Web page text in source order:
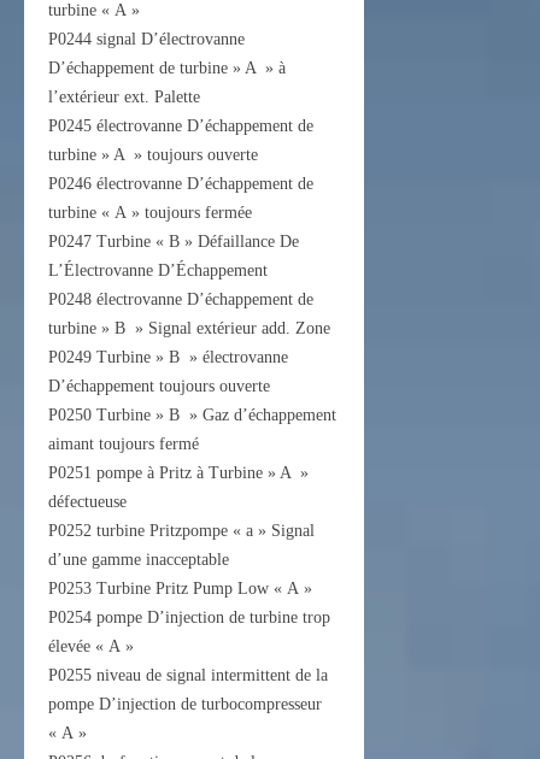
turbine « A »
P0244 signal D’électrovanne
D’échappement de turbine » A » à
l’extérieur ext. Palette
P0245 électrovanne D’échappement de
turbine » A » toujours ouverte
P0246 électrovanne D’échappement de
turbine « A » toujours fermée
P0247 Turbine « B » Défaillance De
L’Électrovanne D’Échappement
P0248 électrovanne D’échappement de
turbine » B » Signal extérieur add. Zone
P0249 Turbine » B » électrovanne
D’échappement toujours ouverte
P0250 Turbine » B » Gaz d’échappement
aimant toujours fermé
P0251 pompe à Pritz à Turbine » A »
défectueuse
P0252 turbine Pritzpompe « a » Signal
d’une gamme inacceptable
P0253 Turbine Pritz Pump Low « A »
P0254 pompe D’injection de turbine trop
élevée « A »
P0255 niveau de signal intermittent de la
pompe D’injection de turbocompresseur
« A »